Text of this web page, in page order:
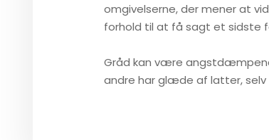
omgivelserne, der mener at
forhold til at få sagt et sidste
Gråd kan være
andre har glæde af latter,